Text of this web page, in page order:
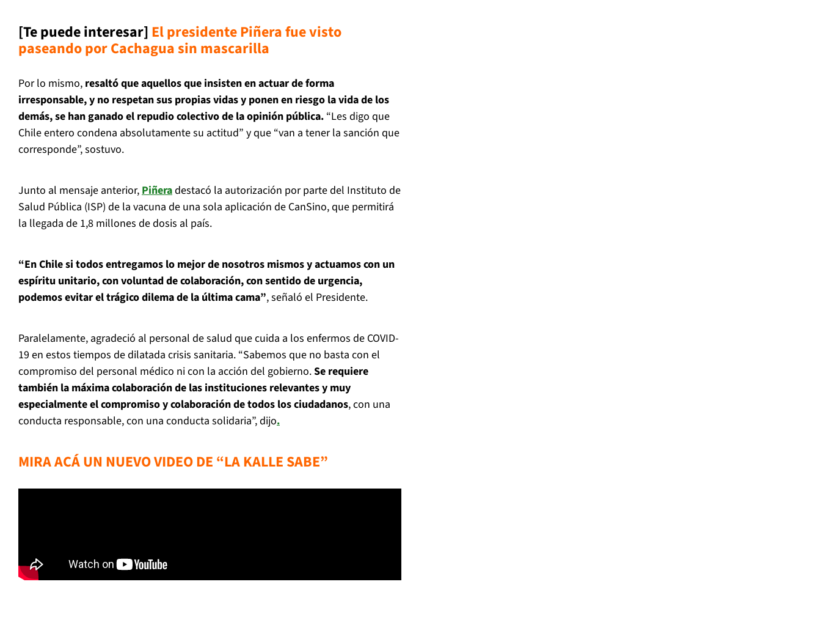
[Te puede interesar] El presidente Piñera fue visto
paseando por Cachagua sin mascarilla
Por lo mismo, resaltó que aquellos que insisten en actuar de forma
irresponsable, y no respetan sus propias vidas y ponen en riesgo la vida de los
demás, se han ganado el repudio colectivo de la opinión pública. “Les digo que
Chile entero condena absolutamente su actitud” y que “van a tener la sanción que
corresponde”, sostuvo.
Junto al mensaje anterior,Piñeradestacó la autorización por parte del Instituto de
Salud Pública (ISP) de la vacuna de una sola aplicación de CanSino, que permitirá
la llegada de 1,8 millones de dosis al país.
“En Chile si todos entregamos lo mejor de nosotros mismos y actuamos con un
espíritu unitario, con voluntad de colaboración, con sentido de urgencia,
podemos evitar el trágico dilema de la última cama”, señaló el Presidente.
Paralelamente, agradeció al personal de salud que cuida a los enfermos de COVID-
19 en estos tiempos de dilatada crisis sanitaria. “Sabemos que no basta con el
compromiso del personal médico ni con la acción del gobierno.Se requiere
también la máxima colaboración de las instituciones relevantes y muy
especialmente el compromiso y colaboración de todos los ciudadanos, con una
conducta responsable, con una conducta solidaria”, dijo.
MIRA ACÁ UN NUEVO VIDEO DE “LA KALLE SABE”